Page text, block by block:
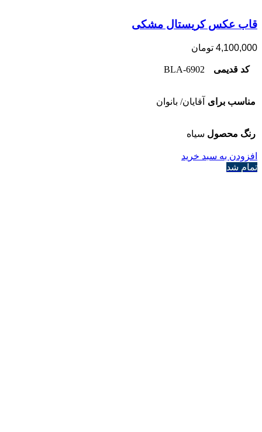
قاب عکس کریستال مشکی
4,100,000 تومان
کد قدیمی 6902-BLA
مناسب برای آقایان/ بانوان
رنگ محصول سیاه
افزودن به سبد خرید
تمام شد